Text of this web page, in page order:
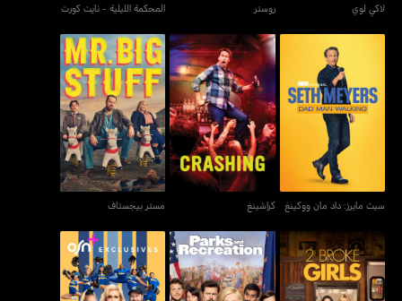
لاكي لوي روستر المحكمة الليلية - نايت كورت
سيث مايرز: داد مان ووكينغ
سيث مايرز: داد مان ووكينغ
كراشينغ
كراشينغ
مستر بيجستاف
مستر بيجستاف